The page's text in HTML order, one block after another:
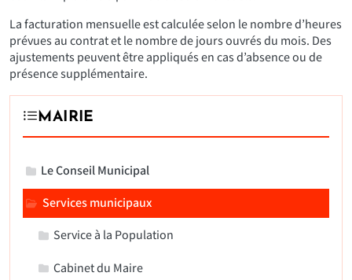
La facturation mensuelle est calculée selon le nombre d’heures
prévues au contrat et le nombre de jours ouvrés du mois. Des
ajustements peuvent être appliqués en cas d’absence ou de
présence supplémentaire.
MAIRIE
Le Conseil Municipal
Services municipaux
Service à la Population
Cabinet du Maire